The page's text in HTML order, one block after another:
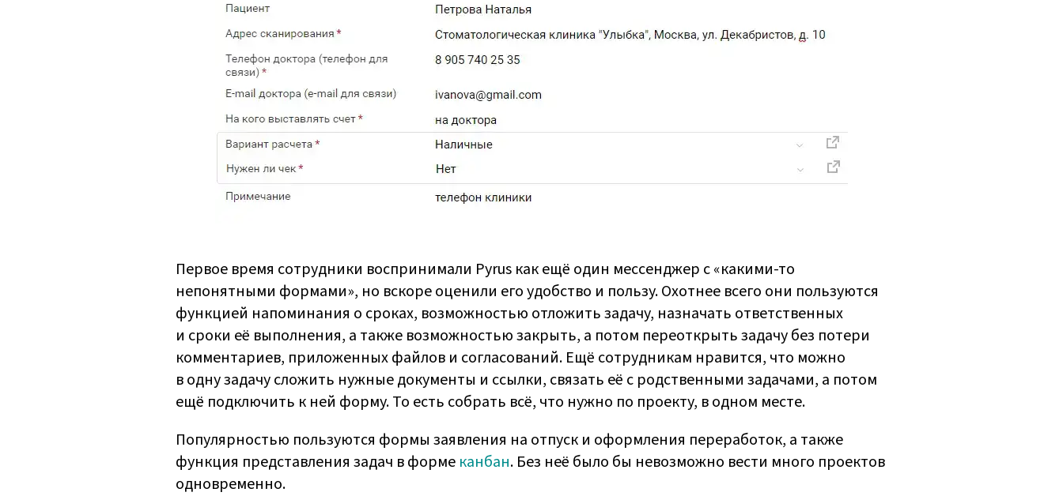
Первое время сотрудники воспринимали Pyrus как ещё один мессенджер с «какими-то
непонятными формами», но вскоре оценили его удобство и пользу. Охотнее всего они пользуются
функцией напоминания о сроках, возможностью отложить задачу, назначать ответственных
и сроки её выполнения, а также возможностью закрыть, а потом переоткрыть задачу без потери
комментариев, приложенных файлов и согласований. Ещё сотрудникам нравится, что можно
в одну задачу сложить нужные документы и ссылки, связать её с родственными задачами, а потом
ещё подключить к ней форму. То есть собрать всё, что нужно по проекту, в одном месте.
Популярностью пользуются формы заявления на отпуск и оформления переработок, а также
функция представления задач в форме канбан. Без неё было бы невозможно вести много проектов
одновременно.